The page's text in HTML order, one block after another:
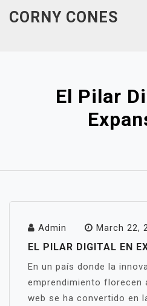
CORNY CONES
El Pilar
Admin March 22,
EL PILAR DIGITAL EN
En un país donde la
emprendimiento florecen
web se ha convertido en